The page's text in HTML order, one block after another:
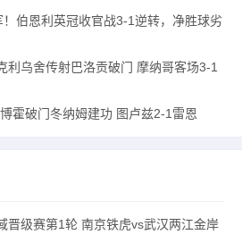
伯恩利英冠收官战3-1逆转，净胜球劣
利乌舍传射巴洛贡破门 摩纳哥客场3-1
霍破门冬纳姆建功 图卢兹2-1雷恩
晋级赛第1轮 南京铁虎vs武汉两江金岸